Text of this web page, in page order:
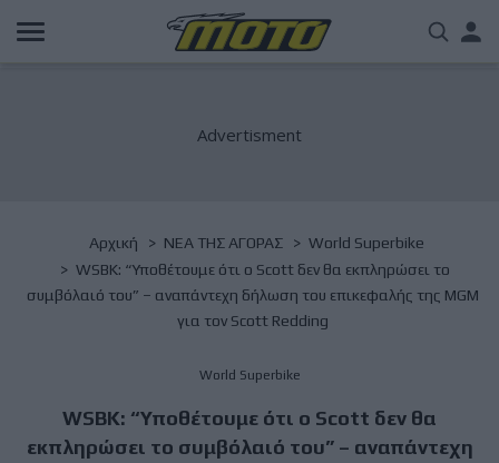
Παράκαμψη
προς
Breadcrumb
Αρχική NΕΑ ΤΗΣ ΑΓΟΡΑΣ
World Superbike
WSBK: “Υποθέτουμε ότι ο Scott δεν θα εκπληρώσει το
συμβόλαιό του” – αναπάντεχη δήλωση του επικεφαλής της MGM
για τον Scott Redding
World Superbike
WSBK: “Υποθέτουμε ότι ο Scott δεν θα
εκπληρώσει το συμβόλαιό του” – αναπάντεχη